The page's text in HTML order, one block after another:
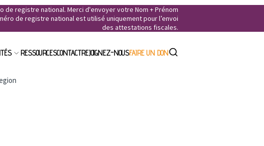
registre national. Merci d'envoyer votre Nom + Prénom
de registre national est utilisé uniquement pour l’envoi
des attestations fiscales.
RESSOURCESCONTACTREJOIGNEZ-NOUSFAIRE UN DON